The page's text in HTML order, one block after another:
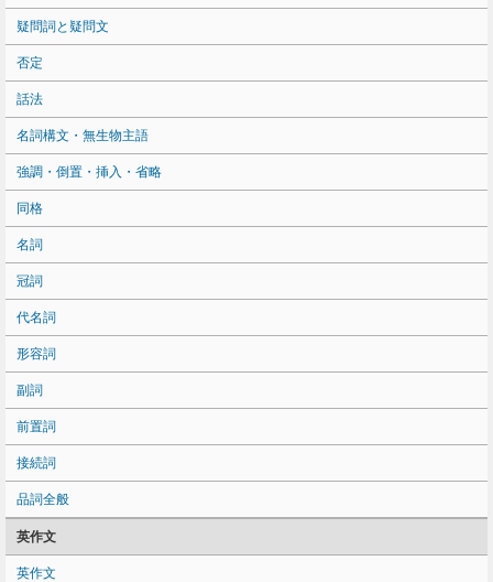
疑問詞と疑問文
否定
話法
名詞構文・無生物主語
強調・倒置・挿入・省略
同格
名詞
冠詞
代名詞
形容詞
副詞
前置詞
接続詞
品詞全般
英作文
英作文